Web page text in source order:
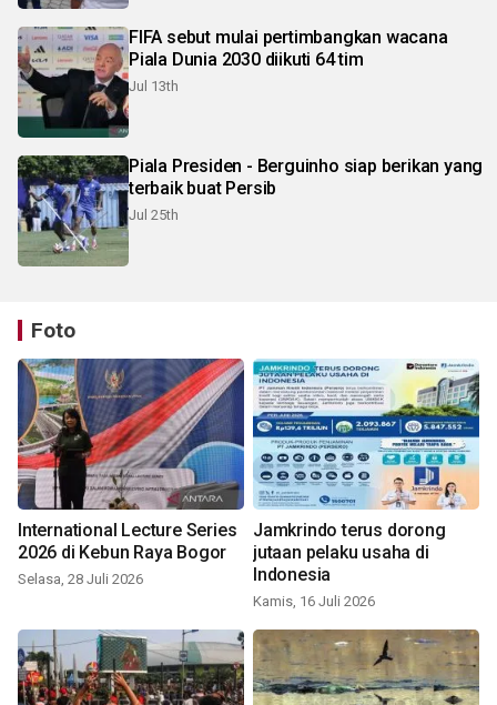
FIFA sebut mulai pertimbangkan wacana
Piala Dunia 2030 diikuti 64 tim
Jul 13th
Piala Presiden - Berguinho siap berikan yang
terbaik buat Persib
Jul 25th
Foto
International Lecture Series
2026 di Kebun Raya Bogor
Selasa, 28 Juli 2026
Jamkrindo terus dorong
jutaan pelaku usaha di
Indonesia
Kamis, 16 Juli 2026